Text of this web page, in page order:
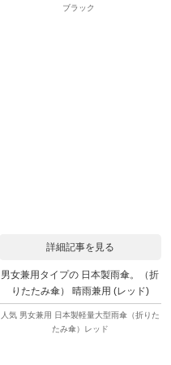
ブラック
詳細記事を見る
男女兼用タイプの 日本製雨傘。（折
りたたみ傘） 晴雨兼用 (レッド)
人気 男女兼用 日本製軽量大型雨傘（折りた
たみ傘）レッド